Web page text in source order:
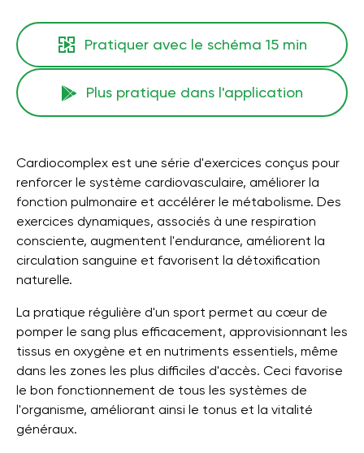
Pratiquer avec le schéma 15 min
Plus pratique dans l'application
Cardiocomplex est une série d'exercices conçus pour
renforcer le système cardiovasculaire, améliorer la
fonction pulmonaire et accélérer le métabolisme. Des
exercices dynamiques, associés à une respiration
consciente, augmentent l'endurance, améliorent la
circulation sanguine et favorisent la détoxification
naturelle.
La pratique régulière d'un sport permet au cœur de
pomper le sang plus efficacement, approvisionnant les
tissus en oxygène et en nutriments essentiels, même
dans les zones les plus difficiles d'accès. Ceci favorise
le bon fonctionnement de tous les systèmes de
l'organisme, améliorant ainsi le tonus et la vitalité
généraux.